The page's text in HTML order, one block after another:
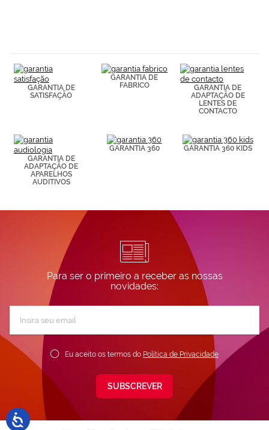
Puedes
consultar más
información en
nuestra
GARANTIA DE
SATISFAÇÃO
GARANTIA DE
FABRICO
GARANTIA DE
ADAPTAÇÃO DE
LENTES DE
CONTACTO
GARANTIA DE
ADAPTAÇÃO DE
APARELHOS
AUDITIVOS
GARANTIA 360 GARANTIA 360 KIDS
Para ser o primeiro a receber as nossas
novidades:
Newsletter:
Eu aceito os termos do Política de Privacidade
SUBSCREVER